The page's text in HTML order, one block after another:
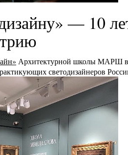
— 10
Архитектурной школы МАРШ
светодизайнеров